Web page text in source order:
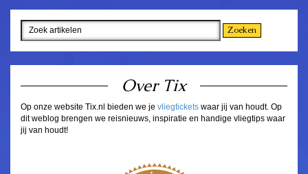
Over Tix
Op onze website Tix.nl bieden we je vliegtickets waar jij van houdt. Op
dit weblog brengen we reisnieuws, inspiratie en handige vliegtips waar
jij van houdt!